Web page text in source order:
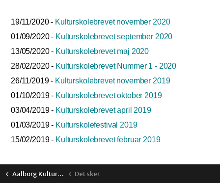
19/11/2020 - Kulturskolebrevet november 2020
01/09/2020 - Kulturskolebrevet september 2020
13/05/2020 - Kulturskolebrevet maj 2020
28/02/2020 - Kulturskolebrevet Nummer 1 - 2020
26/11/2019 - Kulturskolebrevet november 2019
01/10/2019 - Kulturskolebrevet oktober 2019
03/04/2019 - Kulturskolebrevet april 2019
01/03/2019 - Kulturskolefestival 2019
15/02/2019 - Kulturskolebrevet februar 2019
Aalborg Kulturskole Det sker